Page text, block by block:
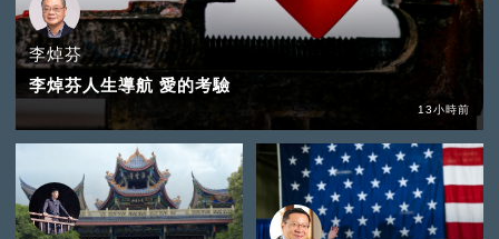
李焯芬
李焯芬人生導航 愛的考驗
13小時前